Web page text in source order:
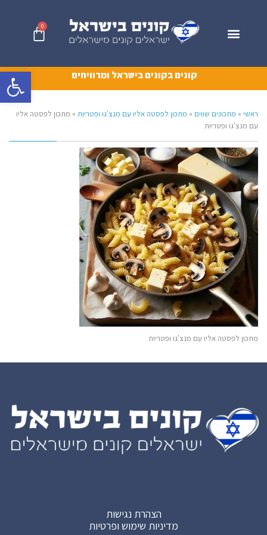
פתח
0
קונים בקונים בישראל ומרוויחים
ראשי » מתכונים שווים » מתכון לפסטה אליו עם מנצ'גו ופטריות » מתכון לפסטה אליו
עם מנצ'גו ופטריות
מתכון לפסטה אליו עם מנצ'גו ופטריות
הצהרת נגישות
מדיניות שימוש ופרטיות